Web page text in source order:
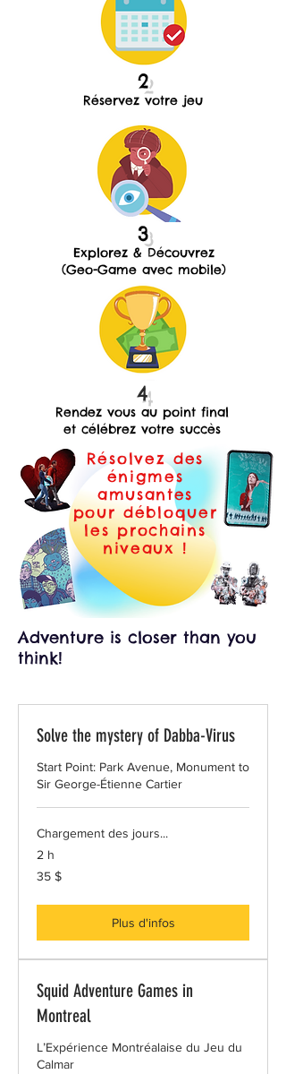
2
Réservez votre jeu
3
Explorez & Découvrez
(Geo-Game avec mobile)
4
Rendez vous au point final
et célébrez votre succès
Résolvez des
énigmes
amusantes
pour débloquer
les prochains
niveaux !
Adventure is closer than you
think!
Solve the mystery of Dabba-Virus
Start Point: Park Avenue, Monument to
Sir George-Étienne Cartier
Chargement des jours...
2 h
35 dollars
canadiens
35 $
Plus d'infos
Squid Adventure Games in
Montreal
L’Expérience Montréalaise du Jeu du
Calmar